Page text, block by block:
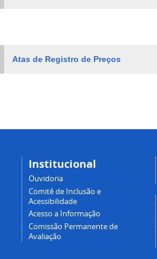
Atas de Registro de Preços
Institucional
Ouvidoria
Comitê de Inclusão e
Acessibilidade
Acesso a Informação
Comissão Permanente de
Avaliação